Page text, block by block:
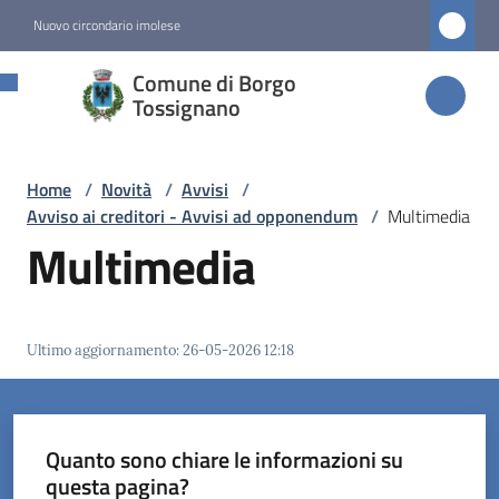
Nuovo circondario imolese
Comune di Borgo
Tossignano
Comune di
Borgo
Servizi
Vivere
Borgo
Home / Novità / Avvisi /
Avviso ai creditori - Avvisi ad opponendum / Multimedia
Multimedia
Ultimo aggiornamento:26-05-2026 12:18
Quanto sono chiare le informazioni su
questa pagina?